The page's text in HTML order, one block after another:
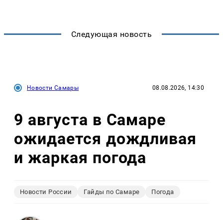
Следующая новость
Новости Самары 08.08.2026, 14:30
9 августа в Самаре
ожидается дождливая
и жаркая погода
Новости России Гайды по Самаре Погода